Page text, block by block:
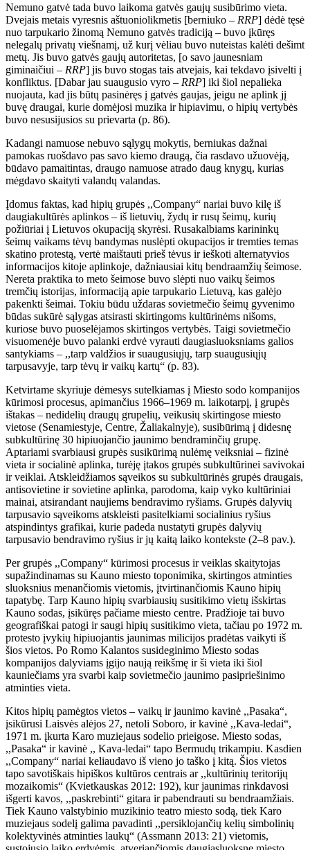
Nemuno gatvė tada buvo laikoma gatvės gaujų susibūrimo vieta.
Dvejais metais vyresnis aštuoniolikmetis [berniuko – RRP] dėdė tęsė
nuo tarpukario žinomą Nemuno gatvės tradiciją – buvo įkūręs
nelegalų privatų viešnamį, už kurį vėliau buvo nuteistas kalėti dešimt
metų. Jis buvo gatvės gaujų autoritetas, [o savo jaunesniam
giminaičiui – RRP] jis buvo stogas tais atvejais, kai tekdavo įsivelti į
konfliktus. [Dabar jau suaugusio vyro – RRP] iki šiol nepalieka
nuojauta, kad jis būtų pasinėręs į gatvės gaujas, jeigu ne aplink jį
buvę draugai, kurie domėjosi muzika ir hipiavimu, o hipių vertybės
buvo nesusijusios su prievarta (p. 86).
Kadangi namuose nebuvo sąlygų mokytis, berniukas dažnai
pamokas ruošdavo pas savo kiemo draugą, čia rasdavo užuovėją,
būdavo pamaitintas, draugo namuose atrado daug knygų, kurias
mėgdavo skaityti valandų valandas.
Įdomus faktas, kad hipių grupės ,,Company“ nariai buvo kilę iš
daugiakultūrės aplinkos – iš lietuvių, žydų ir rusų šeimų, kurių
požiūriai į Lietuvos okupaciją skyrėsi. Rusakalbiams karininkų
šeimų vaikams tėvų bandymas nuslėpti okupacijos ir tremties temas
skatino protestą, vertė maištauti prieš tėvus ir ieškoti alternatyvios
informacijos kitoje aplinkoje, dažniausiai kitų bendraamžių šeimose.
Nereta praktika to meto šeimose buvo slėpti nuo vaikų šeimos
tremčių istorijas, informaciją apie tarpukario Lietuvą, kas galėjo
pakenkti šeimai. Tokiu būdu uždaras sovietmečio šeimų gyvenimo
būdas sukūrė sąlygas atsirasti skirtingoms kultūrinėms nišoms,
kuriose buvo puoselėjamos skirtingos vertybės. Taigi sovietmečio
visuomenėje buvo palanki erdvė vyrauti daugiasluoksniams galios
santykiams – ,,tarp valdžios ir suaugusiųjų, tarp suaugusiųjų
tarpusavyje, tarp tėvų ir vaikų kartų“ (p. 83).
Ketvirtame skyriuje dėmesys sutelkiamas į Miesto sodo kompanijos
kūrimosi procesus, apimančius 1966–1969 m. laikotarpį, į grupės
ištakas – nedidelių draugų grupelių, veikusių skirtingose miesto
vietose (Senamiestyje, Centre, Žaliakalnyje), susibūrimą į didesnę
subkultūrinę 30 hipiuojančio jaunimo bendraminčių grupę.
Aptariami svarbiausi grupės susikūrimą nulėmę veiksniai – fizinė
vieta ir socialinė aplinka, turėję įtakos grupės subkultūrinei savivokai
ir veiklai. Atskleidžiamos sąveikos su subkultūrinės grupės draugais,
antisovietine ir sovietine aplinka, parodoma, kaip vyko kultūriniai
mainai, atsirandant naujiems bendravimo ryšiams. Grupės dalyvių
tarpusavio sąveikoms atskleisti pasitelkiami socialinius ryšius
atspindintys grafikai, kurie padeda nustatyti grupės dalyvių
tarpusavio bendravimo ryšius ir jų kaitą laiko kontekste (2–8 pav.).
Per grupės ,,Company“ kūrimosi procesus ir veiklas skaitytojas
supažindinamas su Kauno miesto toponimika, skirtingos atminties
sluoksnius menančiomis vietomis, įtvirtinančiomis Kauno hipių
tapatybę. Tarp Kauno hipių svarbiausių susitikimo vietų išskirtas
Kauno sodas, įsikūręs pačiame miesto centre. Pradžioje tai buvo
geografiškai patogi ir saugi hipių susitikimo vieta, tačiau po 1972 m.
protesto įvykių hipiuojantis jaunimas milicijos pradėtas vaikyti iš
šios vietos. Po Romo Kalantos susideginimo Miesto sodas
kompanijos dalyviams įgijo naują reikšmę ir ši vieta iki šiol
kauniečiams yra svarbi kaip sovietmečio jaunimo pasipriešinimo
atminties vieta.
Kitos hipių pamėgtos vietos – vaikų ir jaunimo kavinė ,,Pasaka“,
įsikūrusi Laisvės alėjos 27, netoli Soboro, ir kavinė ,,Kava-ledai“,
1971 m. įkurta Karo muziejaus sodelio prieigose. Miesto sodas,
,,Pasaka“ ir kavinė ,, Kava-ledai“ tapo Bermudų trikampiu. Kasdien
,,Company“ nariai keliaudavo iš vieno jo taško į kitą. Šios vietos
tapo savotiškais hipiškos kultūros centrais ar ,,kultūrinių teritorijų
mozaikomis“ (Kvietkauskas 2012: 192), kur jaunimas rinkdavosi
išgerti kavos, ,,paskrebinti“ gitara ir pabendrauti su bendraamžiais.
Tiek Kauno valstybinio muzikinio teatro miesto sodą, tiek Karo
muziejaus sodelį galima pavadinti ,,persiklojančių kelių simbolinių
kolektyvinės atminties laukų“ (Assmann 2013: 21) vietomis,